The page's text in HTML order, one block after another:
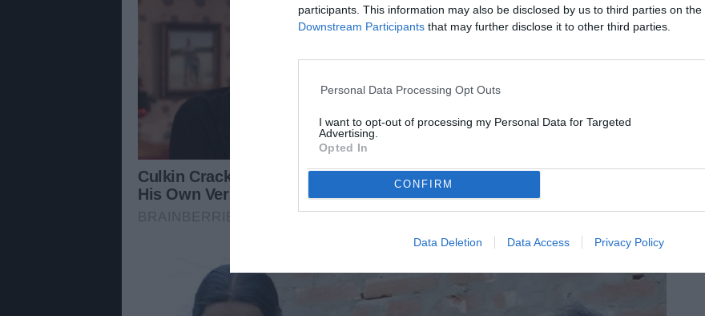
participants. This information may also be disclosed by us to third parties on the
Downstream Participants that may further disclose it to other third parties.
Personal Data Processing Opt Outs
I want to opt-out of processing my Personal Data for Targeted
Advertising.
Opted In
CONFIRM
Data Deletion Data Access Privacy Policy